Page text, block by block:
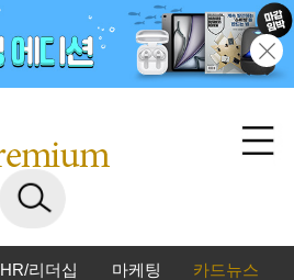
HR/리더십 마케팅 카드뉴스